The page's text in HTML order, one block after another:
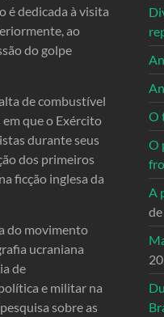
é dedicada à visita
ao
do golpe
de combustível
que o Exército
durante seus
dos primeiros
ficção inglesa da
do movimento
ucraniana
de
e militar na
sobre as
O
O
A